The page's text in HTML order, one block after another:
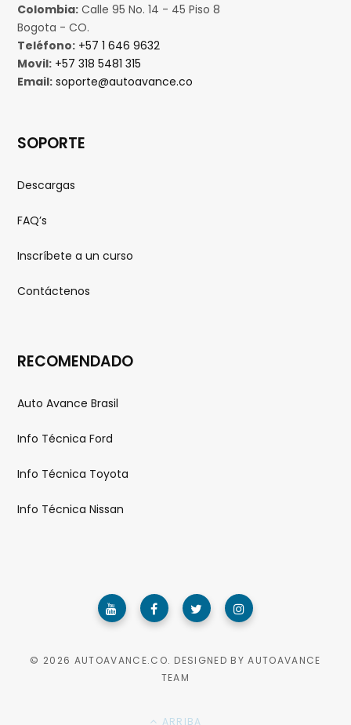
Colombia: Calle 95 No. 14 - 45 Piso 8
Bogota - CO.
Teléfono: +57 1 646 9632
Movil: +57 318 5481 315
Email: soporte@autoavance.co
SOPORTE
Descargas
FAQ’s
Inscríbete a un curso
Contáctenos
RECOMENDADO
Auto Avance Brasil
Info Técnica Ford
Info Técnica Toyota
Info Técnica Nissan
© 2026 AUTOAVANCE.CO. DESIGNED BY AUTOAVANCE
TEAM
ARRIBA